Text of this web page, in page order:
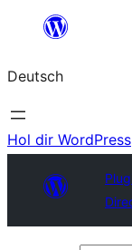
springen
Deutsch
Hol dir WordPress